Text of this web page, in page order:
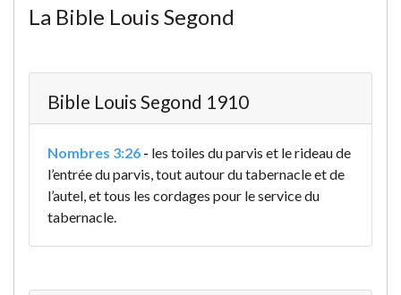
La Bible Louis Segond
Bible Louis Segond 1910
Nombres 3:26 - les toiles du parvis et le rideau de
l’entrée du parvis, tout autour du tabernacle et de
l’autel, et tous les cordages pour le service du
tabernacle.